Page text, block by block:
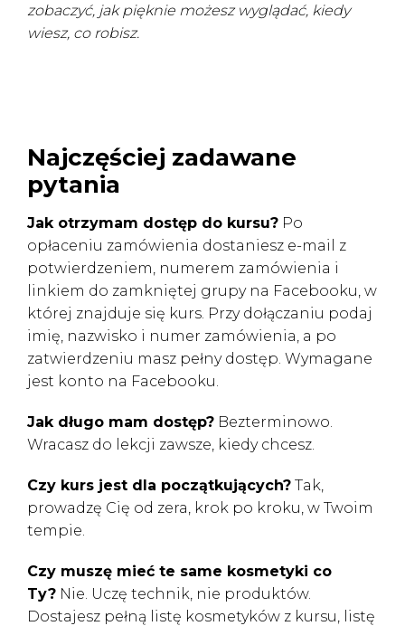
zobaczyć, jak pięknie możesz wyglądać, kiedy
wiesz, co robisz.
Najczęściej zadawane
pytania
Jak otrzymam dostęp do kursu? Po
opłaceniu zamówienia dostaniesz e-mail z
potwierdzeniem, numerem zamówienia i
linkiem do zamkniętej grupy na Facebooku, w
której znajduje się kurs. Przy dołączaniu podaj
imię, nazwisko i numer zamówienia, a po
zatwierdzeniu masz pełny dostęp. Wymagane
jest konto na Facebooku.
Jak długo mam dostęp? Bezterminowo.
Wracasz do lekcji zawsze, kiedy chcesz.
Czy kurs jest dla początkujących? Tak,
prowadzę Cię od zera, krok po kroku, w Twoim
tempie.
Czy muszę mieć te same kosmetyki co
Ty? Nie. Uczę technik, nie produktów.
Dostajesz pełną listę kosmetyków z kursu, listę